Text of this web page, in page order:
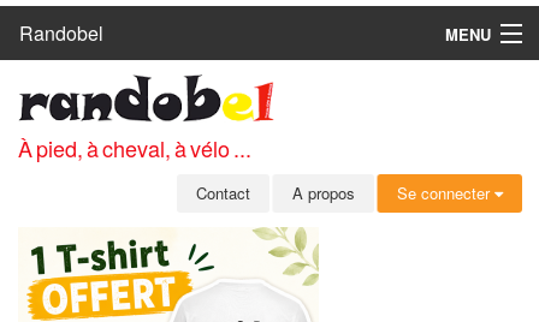
Randobel
MENU
CIRCUITS
CLUBS
MEMBRES
SE CONNECTER
À pied, à cheval, à vélo ...
Contact A propos Se connecter